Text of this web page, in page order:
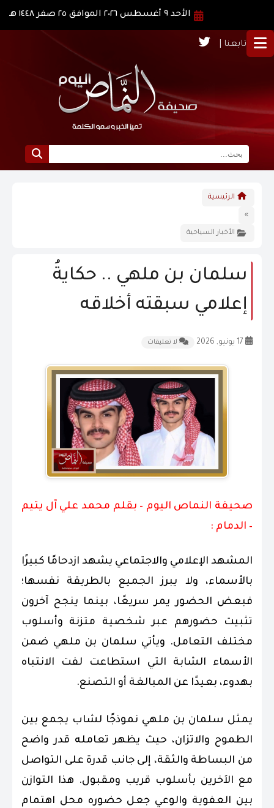
الأحد ٩ أغسطس ٢٠٢٦ الموافق ٢٥ صفر ١٤٤٨ هـ
تابعنا |
نبذة عن النماص
الرؤية و الرسالة
الاخبار
الشكاوى و الاقتراحات
إتصل بنا
الرئيسية
»
الأخبار السياحية
سلمان بن ملهي .. حكايةُ
إعلامي سبقته أخلاقه
لا تعليقات
صحيفة النماص اليوم – بقلم محمد علي آل يتيم
– الدمام :
المشهد الإعلامي والاجتماعي يشهد ازدحامًا كبيرًا
بالأسماء، ولا يبرز الجميع بالطريقة نفسها؛
فبعض الحضور يمر سريعًا، بينما ينجح آخرون
تثبيت حضورهم عبر شخصية متزنة وأسلوب
مختلف التعامل. ويأتي سلمان بن ملهي ضمن
الأسماء الشابة التي استطاعت لفت الانتباه
بهدوء، بعيدًا عن المبالغة أو التصنع.
يمثل سلمان بن ملهي نموذجًا لشاب يجمع بين
الطموح والاتزان، حيث يظهر تعامله قدر واضح
من البساطة والثقة، إلى جانب قدرة على التواصل
مع الآخرين بأسلوب قريب ومقبول. هذا التوازن
بين العفوية والوعي جعل حضوره محل اهتمام